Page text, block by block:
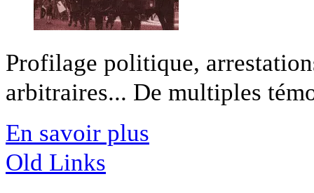
Profilage politique,
arbitraires... De multiples
En savoir plus
Old Links